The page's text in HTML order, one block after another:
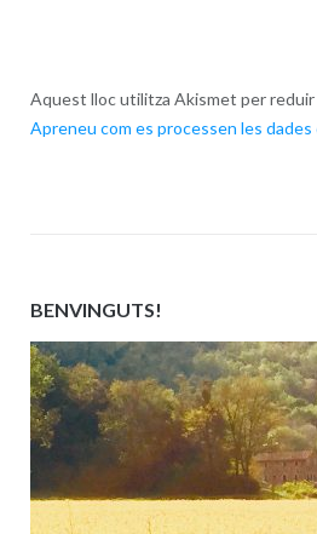
Aquest lloc utilitza Akismet per
Apreneu com es processen les
BENVINGUTS!